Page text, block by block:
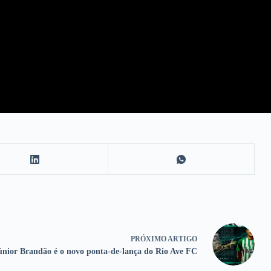
PRÓXIMO ARTIGO
Brandão é o novo ponta-de-lança do Rio Ave FC